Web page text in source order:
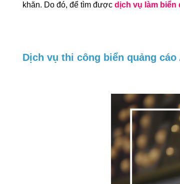
khăn. Do đó, để tìm được dịch vụ làm biển
Dịch vụ thi công biển quảng cáo